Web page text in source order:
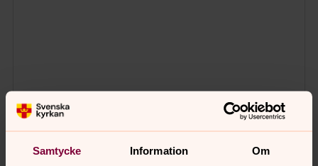
Samtycke Information Om